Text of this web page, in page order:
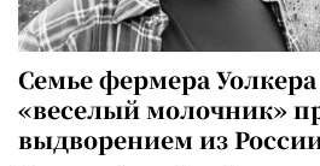
Семье фермера
«веселый молочник»
выдворением из